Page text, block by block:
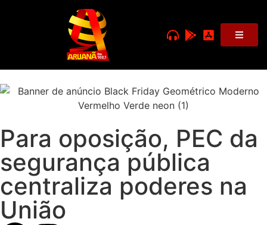
Para oposição, PEC da
segurança pública
centraliza poderes na
União